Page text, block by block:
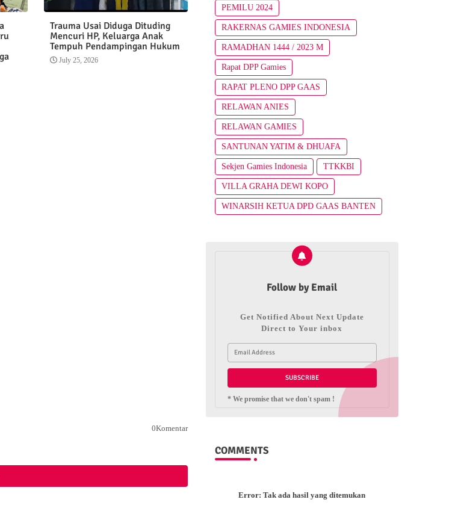
Trauma Usai Diduga Dituding
Mencuri HP, Keluarga Anak
Tempuh Pendampingan Hukum
July 25, 2026
0Komentar
PEMILU 2024
RAKERNAS GAMIES INDONESIA
RAMADHAN 1444 / 2023 M
Rapat DPP Gamies
RAPAT PLENO DPP GAAS
RELAWAN ANIES
RELAWAN GAMIES
SANTUNAN YATIM & DHUAFA
Sekjen Gamies Indonesia TTKKBI
VILLA GRAHA DEWI KOPO
WINARSIH KETUA DPD GAAS BANTEN
Follow by Email
Get Notified About Next Update
Direct to Your inbox
* We promise that we don't spam !
COMMENTS
Error: Tak ada hasil yang ditemukan